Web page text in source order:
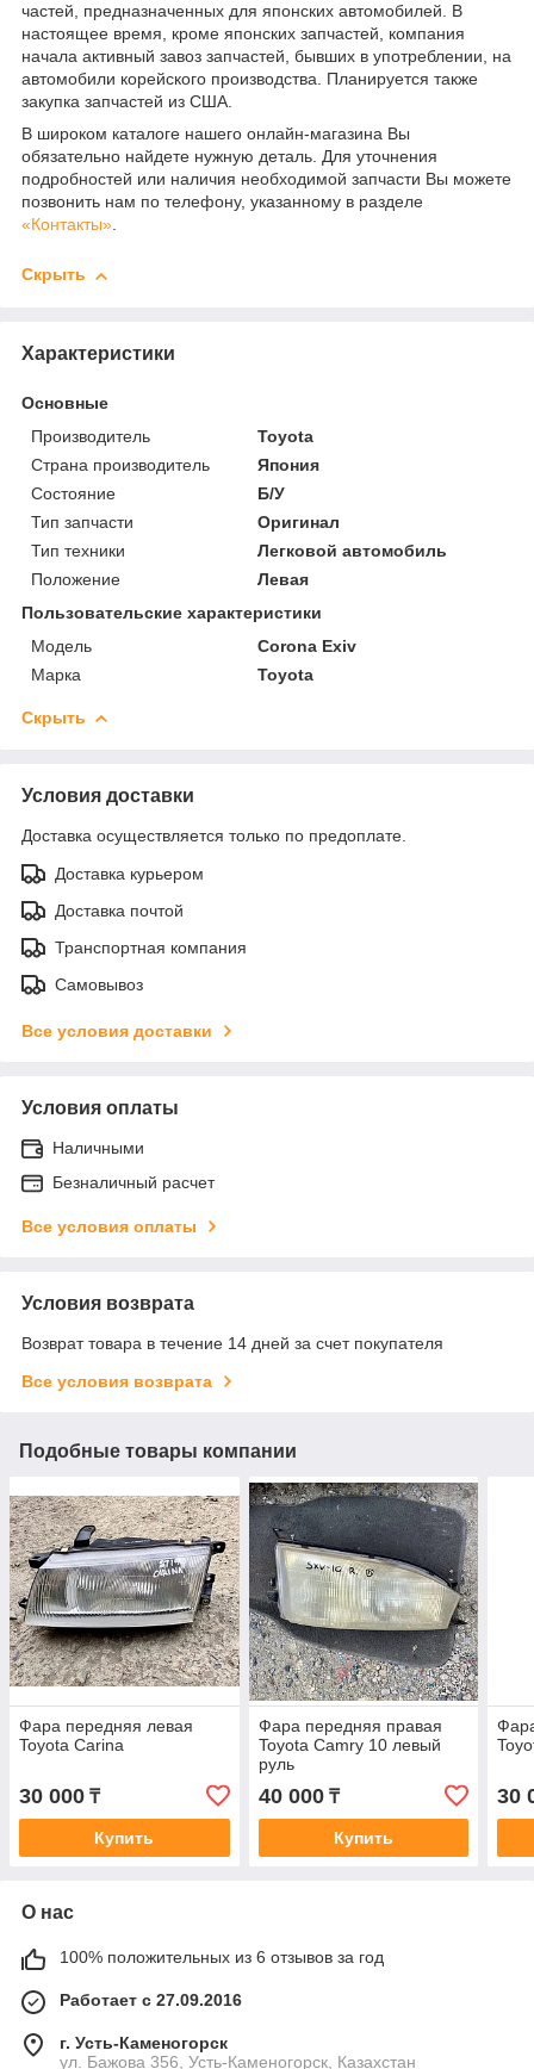
частей, предназначенных для японских автомобилей. В
настоящее время, кроме японских запчастей, компания
начала активный завоз запчастей, бывших в употреблении, на
автомобили корейского производства. Планируется также
закупка запчастей из США.
В широком каталоге нашего онлайн-магазина Вы
обязательно найдете нужную деталь. Для уточнения
подробностей или наличия необходимой запчасти Вы можете
позвонить нам по телефону, указанному в разделе
«Контакты».
Скрыть
Характеристики
Основные
Производитель
Toyota
Страна производитель
Япония
Состояние
Б/У
Тип запчасти
Оригинал
Тип техники
Легковой автомобиль
Положение
Левая
Пользовательские характеристики
Модель
Corona Exiv
Марка
Toyota
Скрыть
Условия доставки
Доставка осуществляется только по предоплате.
Доставка курьером
Доставка почтой
Транспортная компания
Самовывоз
Все условия доставки
Условия оплаты
Наличными
Безналичный расчет
Все условия оплаты
Условия возврата
Возврат товара в течение 14 дней за счет покупателя
Все условия возврата
Подобные товары компании
Фара передняя левая
Toyota Carina
30 000 ₸
Купить
Фара передняя правая
Toyota Camry 10 левый
руль
40 000₸
Купить
30
О нас
100% положительных из 6 отзывов за год
Работает с 27.09.2016
г. Усть-Каменогорск
ул. Бажова 356, Усть-Каменогорск, Казахстан